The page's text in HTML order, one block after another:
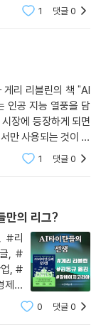
닥쳤던 닷컴 경쟁을
1 댓글0
리 리블린의 책 "AI
인공 지능 열풍을 담
장에 등장하게 되면
만 사용되는 것이 아
은 1조 달러 시장이
1 댓글0
만의 리그?
#리
, #
, #
책
으로
0 댓글0